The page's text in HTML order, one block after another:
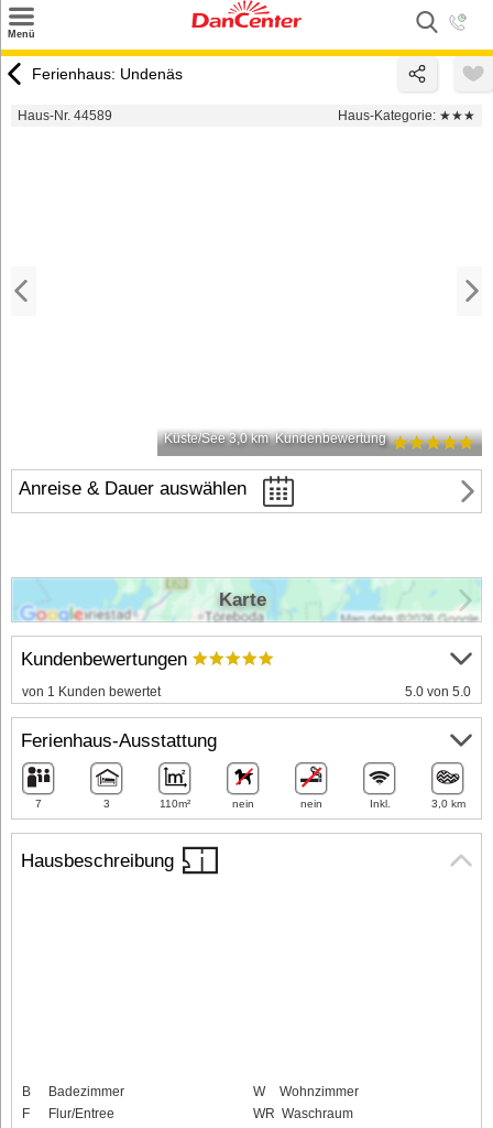
Menü
Urlaubsziele
Ferienhaus: Undenäs
Haus-Nr. 44589 Haus-Kategorie: ★★★
Küste/See 3,0 km Kundenbewertung
Anreise & Dauer auswählen
Hausbeschreibung
B
Badezimmer
F
Flur/Entree
W
Wohnzimmer
WR Waschraum
Kundenbewertungen
von 1 Kunden bewertet 5.0 von 5.0
Ferienhaus-Ausstattung
7 3 110m² nein nein Inkl. 3,0 km
Karte